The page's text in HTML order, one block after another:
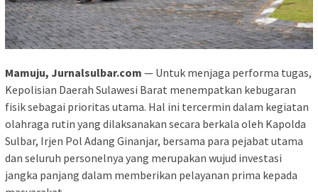
Mamuju, Jurnalsulbar.com — Untuk menjaga performa tugas,
Kepolisian Daerah Sulawesi Barat menempatkan kebugaran
fisik sebagai prioritas utama. Hal ini tercermin dalam kegiatan
olahraga rutin yang dilaksanakan secara berkala oleh Kapolda
Sulbar, Irjen Pol Adang Ginanjar, bersama para pejabat utama
dan seluruh personelnya yang merupakan wujud investasi
jangka panjang dalam memberikan pelayanan prima kepada